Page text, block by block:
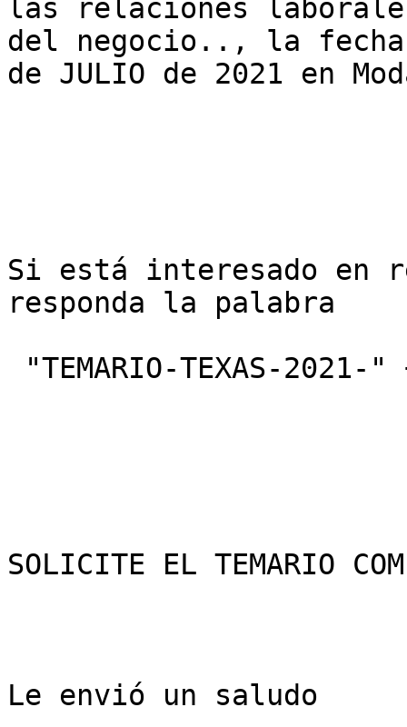
las relaciones
del negocio.., la
de JULIO de 2021 en
Si está interesado en
responda la palabra
SOLICITE EL TEMARIO
Le envió un saludo